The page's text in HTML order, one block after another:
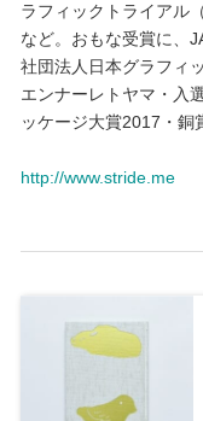
ラフィックトライアル
など。おもな受賞に、
社団法人日本グラフィ
エンナーレトヤマ・入
ッケージ大賞2017・銅
http://www.stride.me